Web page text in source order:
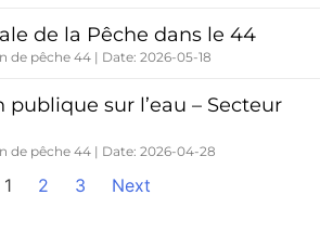
de la Pêche dans le 44
de pêche 44 Date: 2026-05-18
sur l’eau – Secteur
de pêche 44 Date: 2026-04-28
1 2 3 Next